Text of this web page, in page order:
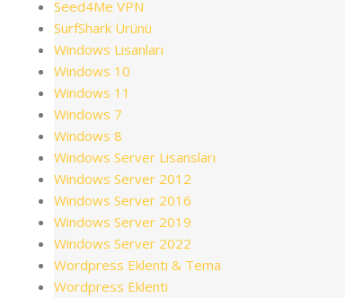
Seed4Me VPN
SurfShark Ürünü
Windows Lisanları
Windows 10
Windows 11
Windows 7
Windows 8
Windows Server Lisansları
Windows Server 2012
Windows Server 2016
Windows Server 2019
Windows Server 2022
Wordpress Eklenti & Tema
Wordpress Eklenti